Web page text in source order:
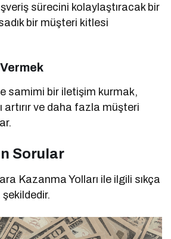
sürecini kolaylaştıracak bir
bir müşteri kitlesi
samimi bir iletişim kurmak,
artırır ve daha fazla müşteri
Sorular
Kazanma Yolları ile ilgili sıkça